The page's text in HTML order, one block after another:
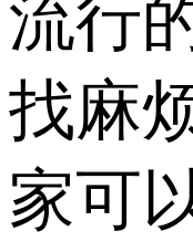
流行
找麻
家可